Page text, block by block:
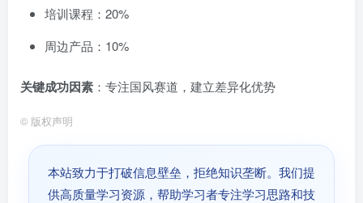
培训课程：20%
周边产品：10%
关键成功因素 ：专注国风赛道，建立差异化优势
© 版权声明
本站致力于打破信息壁垒，拒绝知识垄断。我们提
供高质量学习资源，帮助学习者专注学习思路和技